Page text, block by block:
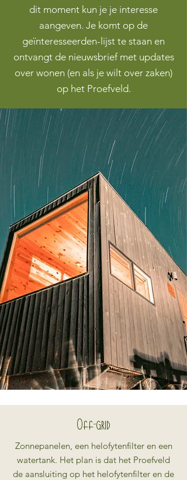
dit moment kun je je interesse
aangeven. Je komt op de
geïnteresseerden-lijst te staan en
ontvangt de nieuwsbrief met updates
over wonen (en als je wilt over zaken)
op het Proefveld.
Off-grid
Zonnepanelen, een helofytenfilter en een
watertank. Het plan is dat het Proefveld
de aansluiting op het helofytenfilter en de